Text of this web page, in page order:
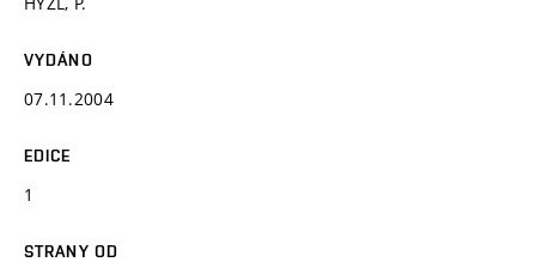
VYDÁNO
07.11.2004
EDICE
1
STRANY OD